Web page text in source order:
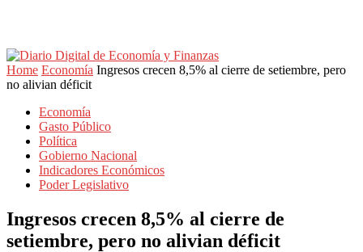
Home Economía Ingresos crecen 8,5% al cierre de setiembre, pero
no alivian déficit
Economía
Gasto Público
Política
Gobierno Nacional
Indicadores Económicos
Poder Legislativo
Ingresos crecen 8,5% al cierre de
setiembre, pero no alivian déficit